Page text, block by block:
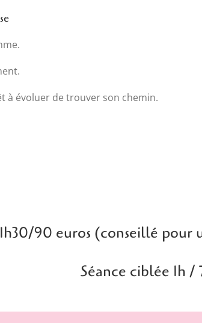
à évoluer de trouver son chemin.
1h30/90 euros (conseillé pour
Séance ciblée 1h /